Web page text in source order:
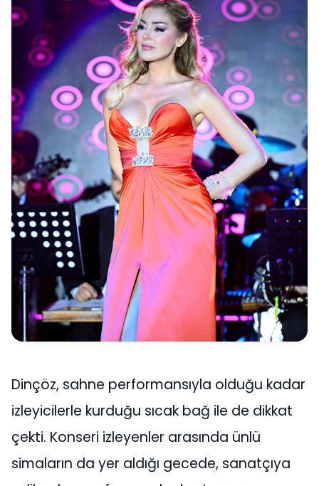
Dinçöz, sahne performansıyla olduğu kadar
izleyicilerle kurduğu sıcak bağ ile de dikkat
çekti. Konseri izleyenler arasında ünlü
simaların da yer aldığı gecede, sanatçıya